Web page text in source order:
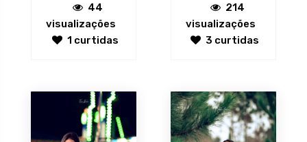
44
visualizações
1 curtidas
214
visualizações
3 curtidas